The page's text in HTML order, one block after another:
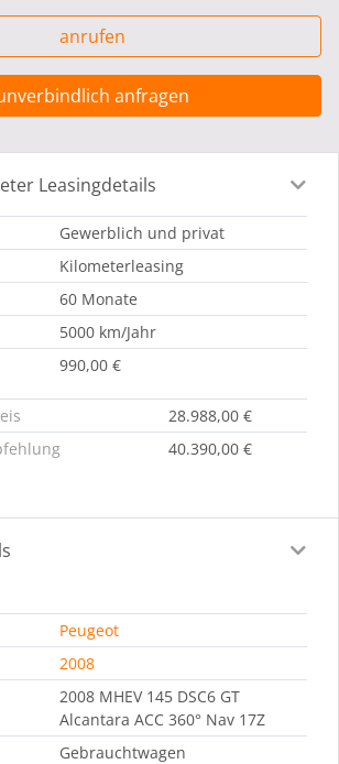
anrufen
anfragen
Fahrzeugdetails
Leasingdetails
Gewerblich und privat
Kilometerleasing
60 Monate
5000 km/Jahr
990,00 €
28.988,00 €
40.390,00 €
Peugeot
2008
2008 MHEV 145 DSC6 GT
Alcantara ACC 360° Nav 17Z
Gebrauchtwagen